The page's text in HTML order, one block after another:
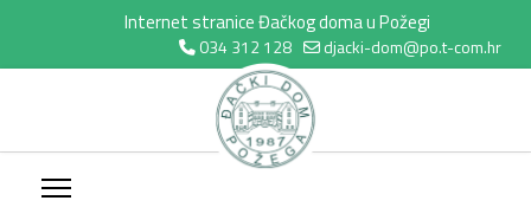
Internet stranice Đačkog doma u Požegi
034 312 128 djacki-dom@po.t-com.hr